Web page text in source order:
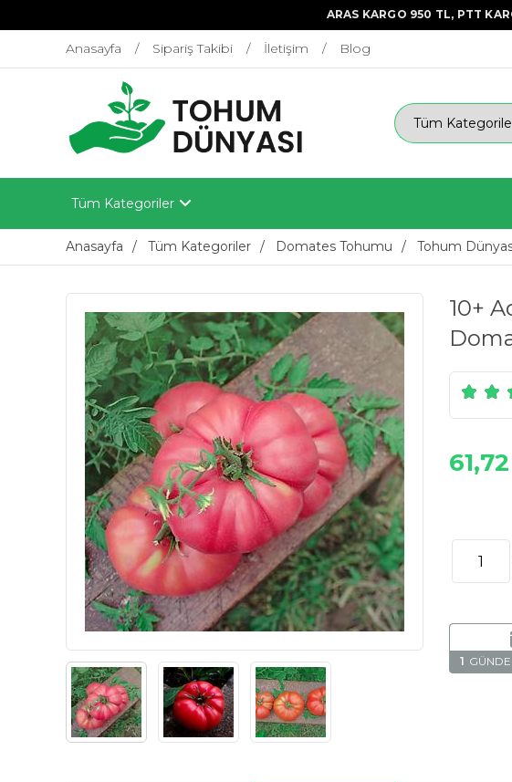
ARAS KARGO 950 TL, PTT
Anasayfa Sipariş Takibi İletişim Blog
Tüm Kategoriler
Anasayfa Tüm Kategoriler Domates Tohumu Tohum
10+
1